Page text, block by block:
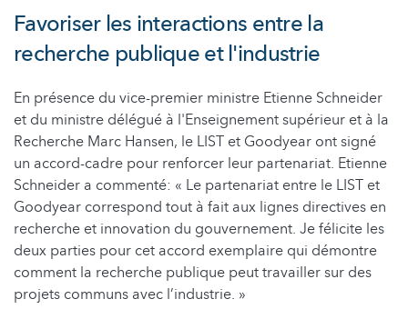
Favoriser les interactions entre la
recherche publique et l'industrie
En présence du vice-premier ministre Etienne Schneider
et du ministre délégué à l'Enseignement supérieur et à la
Recherche Marc Hansen, le LIST et Goodyear ont signé
un accord-cadre pour renforcer leur partenariat. Etienne
Schneider a commenté: « Le partenariat entre le LIST et
Goodyear correspond tout à fait aux lignes directives en
recherche et innovation du gouvernement. Je félicite les
deux parties pour cet accord exemplaire qui démontre
comment la recherche publique peut travailler sur des
projets communs avec l’industrie. »